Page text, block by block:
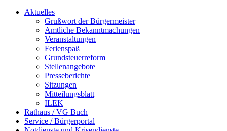
Aktuelles
Grußwort der Bürgermeister
Amtliche Bekanntmachungen
Veranstaltungen
Ferienspaß
Grundsteuerreform
Stellenangebote
Presseberichte
Sitzungen
Mitteilungsblatt
ILEK
Rathaus / VG Buch
Service / Bürgerportal